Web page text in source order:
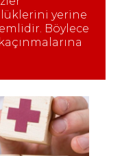
yerine
Böylece